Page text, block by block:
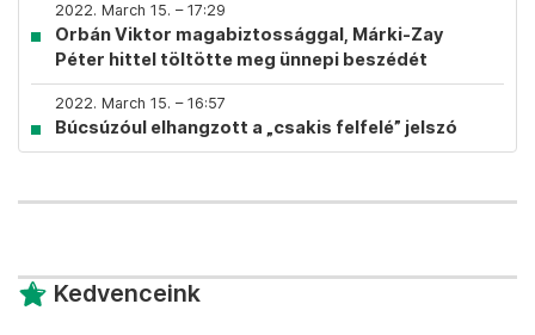
2022. March 15. – 17:29
Orbán Viktor magabiztossággal, Márki-Zay
Péter hittel töltötte meg ünnepi beszédét
2022. March 15. – 16:57
Búcsúzóul elhangzott a „csakis felfelé” jelszó
Kedvenceink